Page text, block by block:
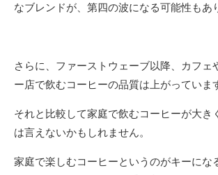
なブレンドが、第四の波になる可能性もあ
さらに、ファーストウェーブ以降、カフェ
ー店で飲むコーヒーの品質は上がっていま
それと比較して家庭で飲むコーヒーが大き
は言えないかもしれません。
家庭で楽しむコーヒーというのがキーにな